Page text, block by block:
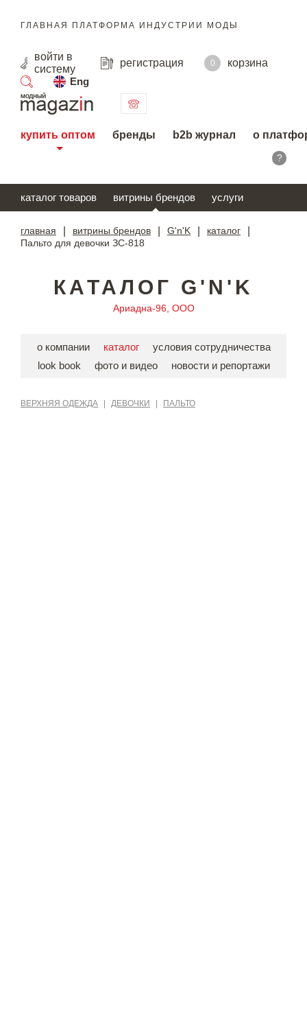
ГЛАВНАЯ ПЛАТФОРМА ИНДУСТРИИ МОДЫ
войти в
систему
регистрация 0
корзина
Eng
поиск
купить оптом бренды b2b журнал о
?
каталог товаров витрины брендов услуги
главная витрины брендов G'n'K каталог
Пальто для девочки ЗС-818
КАТАЛОГ G'N'K
Ариадна-96, ООО
о компании каталог
условия сотрудничества
look book
фото и видео новости и репортажи
ВЕРХНЯЯ ОДЕЖДА ДЕВОЧКИ ПАЛЬТО